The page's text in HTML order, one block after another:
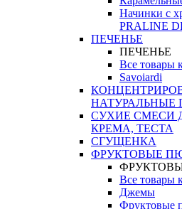
Начинки с
PRALINE
ПЕЧЕНЬЕ
ПЕЧЕНЬЕ
Все товары
Savoiardi
НАТУРАЛЬНЫЕ
СУХИЕ СМЕСИ
КРЕМА, ТЕСТА
СГУЩЕНКА
ФРУКТОВЫЕ
Все товары
Джемы
Фруктовые